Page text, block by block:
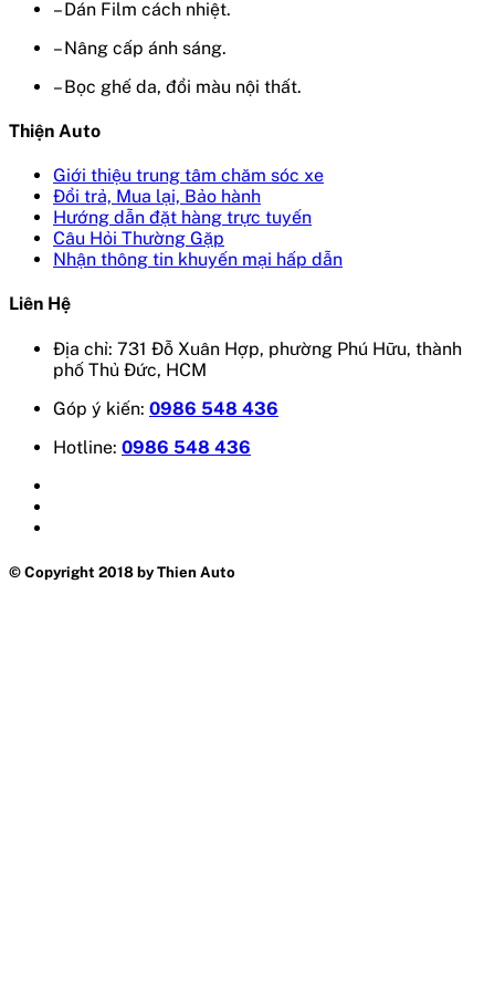
– Dán Film cách nhiệt.
– Nâng cấp ánh sáng.
– Bọc ghế da, đổi màu nội thất.
Thiện Auto
Giới thiệu trung tâm chăm sóc xe
Đổi trả, Mua lại, Bảo hành
Hướng dẫn đặt hàng trực tuyến
Câu Hỏi Thường Gặp
Nhận thông tin khuyến mại hấp dẫn
Liên Hệ
Địa chỉ: 731 Đỗ Xuân Hợp, phường Phú Hữu, thành
phố Thủ Đức, HCM
Góp ý kiến: 0986 548 436
Hotline: 0986 548 436
© Copyright 2018 by Thien Auto